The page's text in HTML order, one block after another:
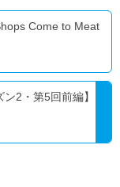
Come to Meat
2・第5回前編】